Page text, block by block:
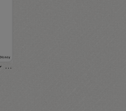
【ディズニー】 ナロータイ スリム ネクタイ チェンジタイ ビジネス フォーマル